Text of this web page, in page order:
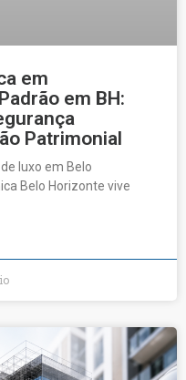
em
em BH:
Patrimonial
luxo em Belo
Belo Horizonte vive